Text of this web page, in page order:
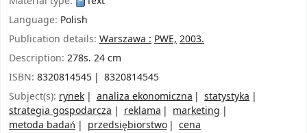
Language: Polish
Publication details: Warszawa : PWE, 2003.
Description: 278s. 24 cm
ISBN: 8320814545
8320814545
Subject(s): rynek analiza ekonomiczna
statystyka
strategia gospodarcza
reklama
marketing
metoda badań
przedsiębiorstwo
cena